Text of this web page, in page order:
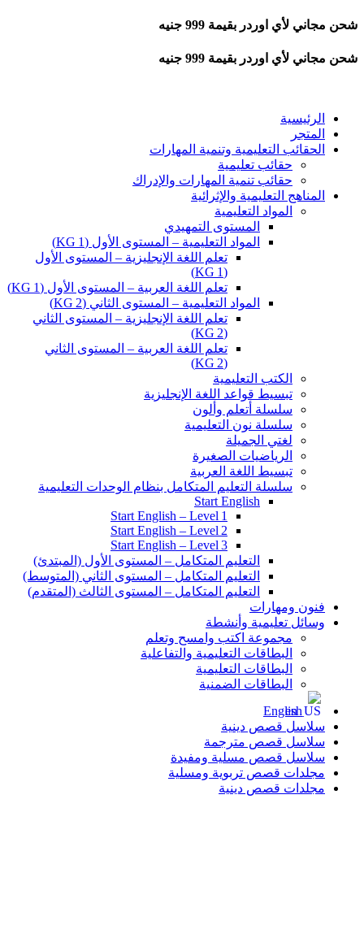
شحن مجاني لأي اوردر بقيمة 999 جنيه
شحن مجاني لأي اوردر بقيمة 999 جنيه
الرئيسية
المتجر
الحقائب التعليمية وتنمية المهارات
حقائب تعليمية
حقائب تنمية المهارات والإدراك
المناهج التعليمية والإثرائية
المواد التعليمية
المستوى التمهيدي
المواد التعليمية – المستوى الأول (KG 1)
تعلم اللغة الإنجليزية – المستوى الأول
(KG 1)
تعلم اللغة العربية – المستوى الأول (KG 1)
المواد التعليمية – المستوى الثاني (KG 2)
تعلم اللغة الإنجليزية – المستوى الثاني
(KG 2)
تعلم اللغة العربية – المستوى الثاني
(KG 2)
الكتب التعليمية
تبسيط قواعد اللغة الإنجليزية
سلسلة أتعلم وألون
سلسلة نون التعليمية
لغتي الجميلة
الرياضيات الصغيرة
تبسيط اللغة العربية
سلسلة التعليم المتكامل بنظام الوحدات التعليمية
Start English
Start English – Level 1
Start English – Level 2
Start English – Level 3
التعليم المتكامل – المستوى الأول (المبتدئ)
التعليم المتكامل – المستوى الثاني (المتوسط)
التعليم المتكامل – المستوى الثالث (المتقدم)
فنون ومهارات
وسائل تعليمية وأنشطة
مجموعة اكتب وامسح وتعلم
البطاقات التعليمية والتفاعلية
البطاقات التعليمية
البطاقات الضمنية
English
سلاسل قصص دينية
سلاسل قصص مترجمة
سلاسل قصص مسلية ومفيدة
مجلدات قصص تربوية ومسلية
مجلدات قصص دينية